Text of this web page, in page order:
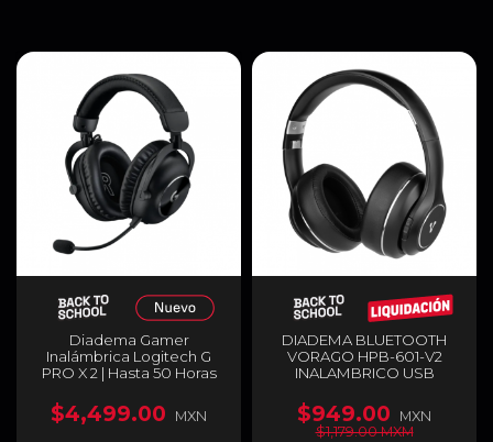
Diadema Gamer
Inalámbrica Logitech G
PRO X 2 | Hasta 50 Horas
Micrófono Cardioide
Desmontable | Blue
$4,499.00 MXN
DIADEMA BLUETOOTH
VORAGO HPB-601-V2
INALAMBRICO USB
$949.00
MXN
$1,179.00 MXM